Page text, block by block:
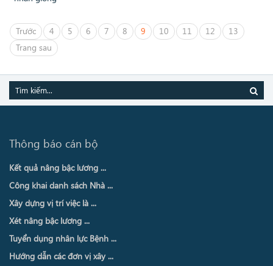
Trước 4 5 6 7 8 9 10 11 12
13
Trang sau
Thông báo cán bộ
Kết quả nâng bậc lương ...
Công khai danh sách Nhà ...
Xây dựng vị trí việc là ...
Xét nâng bậc lương ...
Tuyển dụng nhân lực Bệnh ...
Hướng dẫn các đơn vị xây ...